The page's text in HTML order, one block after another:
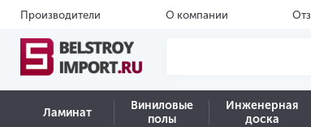
Производители О компании
Ламинат
Виниловые
полы
Инженерная
доска